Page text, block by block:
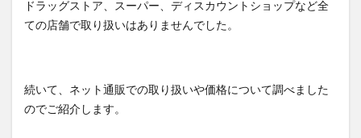
ドラッグストア、スーパー、ディスカウントショップなど全
ての店舗で取り扱いはありませんでした。
続いて、ネット通販での取り扱いや価格について調べました
のでご紹介します。